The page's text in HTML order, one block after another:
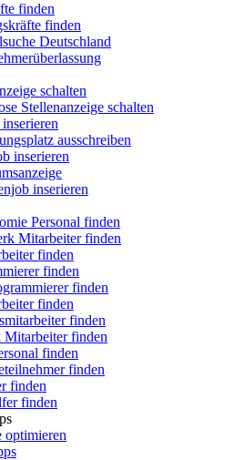
finden
finden
Deutschland
schalten
Stellenanzeige schalten
ausschreiben
inserieren
inserieren
Personal finden
Mitarbeiter finden
finden
finden
finden
finden
finden
finden
finden
finden
finden
finden
optimieren